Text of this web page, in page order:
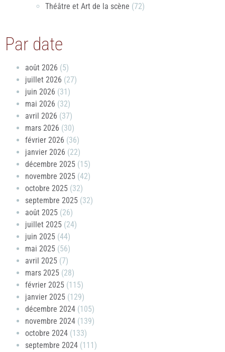
Théâtre et Art de la scène (72)
Par date
août 2026 (5)
juillet 2026 (27)
juin 2026 (31)
mai 2026 (32)
avril 2026 (37)
mars 2026 (30)
février 2026 (36)
janvier 2026 (22)
décembre 2025 (15)
novembre 2025 (42)
octobre 2025 (32)
septembre 2025 (32)
août 2025 (26)
juillet 2025 (24)
juin 2025 (44)
mai 2025 (56)
avril 2025 (7)
mars 2025 (28)
février 2025 (115)
janvier 2025 (129)
décembre 2024 (105)
novembre 2024 (139)
octobre 2024 (133)
septembre 2024 (111)